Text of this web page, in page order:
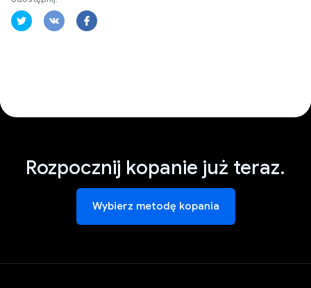
Rozpocznij kopanie już teraz.
Wybierz metodę kopania